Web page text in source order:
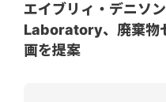
エイブリィ・デニソ
Laboratory、廃棄物
画を提案